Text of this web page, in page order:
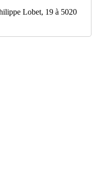
Lobet, 19 à 5020